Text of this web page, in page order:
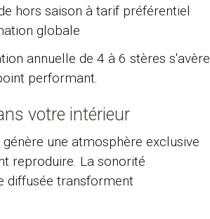
hors saison à tarif préférentiel
globale
annuelle de 4 à 6 stères s'avère
performant.
votre intérieur
une atmosphère exclusive
reproduire. La sonorité
diffusée transforment